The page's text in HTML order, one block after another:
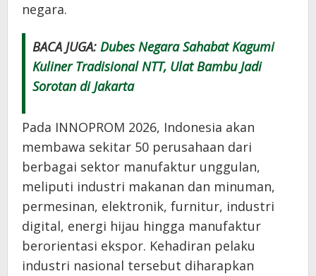
negara.
BACA JUGA: Dubes Negara Sahabat Kagumi
Kuliner Tradisional NTT, Ulat Bambu Jadi
Sorotan di Jakarta
Pada INNOPROM 2026, Indonesia akan
membawa sekitar 50 perusahaan dari
berbagai sektor manufaktur unggulan,
meliputi industri makanan dan minuman,
permesinan, elektronik, furnitur, industri
digital, energi hijau hingga manufaktur
berorientasi ekspor. Kehadiran pelaku
industri nasional tersebut diharapkan